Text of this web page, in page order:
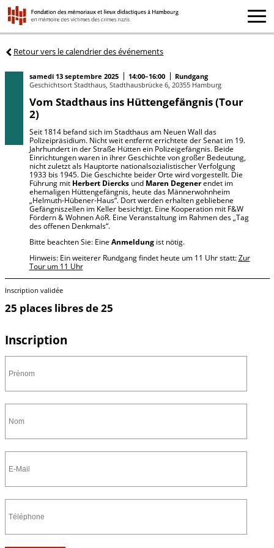
Retour vers le calendrier des événements
samedi 13 septembre 2025 14:00–16:00
Rundgang
Geschichtsort Stadthaus, Stadthausbrücke 6, 20355 Hamburg
Vom Stadthaus ins Hüttengefängnis (Tour
2)
Seit 1814 befand sich im Stadthaus am Neuen Wall das
Polizeipräsidium. Nicht weit entfernt errichtete der Senat im 19.
Jahrhundert in der Straße Hütten ein Polizeigefängnis. Beide
Einrichtungen waren in ihrer Geschichte von großer Bedeutung,
nicht zuletzt als Hauptorte nationalsozialistischer Verfolgung
1933 bis 1945. Die Geschichte beider Orte wird vorgestellt. Die
Führung mit Herbert Diercksund Maren Degenerendet im
ehemaligen Hüttengefängnis, heute das Männerwohnheim
„Helmuth-Hübener-Haus“. Dort werden erhalten gebliebene
Gefängniszellen im Keller besichtigt. Eine Kooperation mit F&W
Fördern & Wohnen AöR. Eine Veranstaltung im Rahmen des „Tag
des offenen Denkmals“.
Bitte beachten Sie: Eine Anmeldung ist nötig.
Hinweis: Ein weiterer Rundgang findet heute um 11 Uhr statt:Zur
Tour um 11 Uhr
Inscription validée
25 places libres de 25
Inscription